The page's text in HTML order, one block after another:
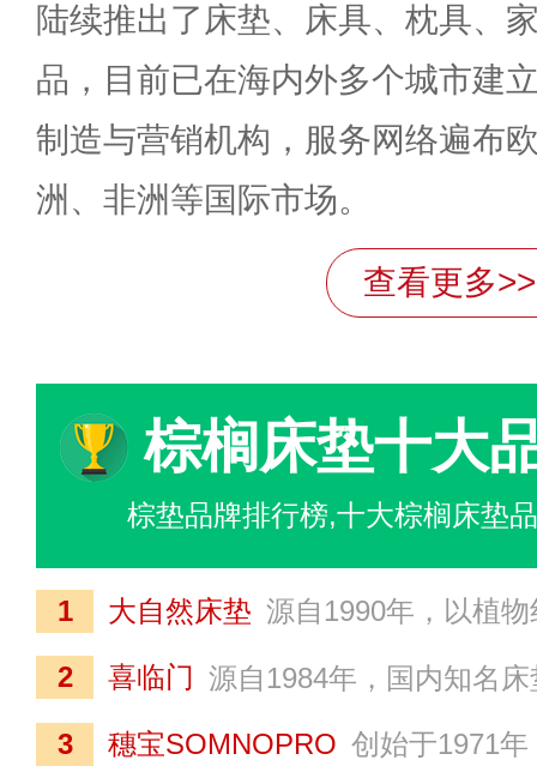
陆续推出了床垫、床具、枕具、
品，目前已在海内外多个城市建
制造与营销机构，服务网络遍布
洲、非洲等国际市场。
查看更多>>
棕榈床垫十大
棕垫品牌排行榜,十大棕榈床垫
1 大自然床垫 源自1990年，以植物纤维弹性床垫起家的大型寝具用品供应商，致力于棕纤维弹性床垫等产品研发、生产、销售为一体的现代化企业。大自然床垫
2 喜临门 源自1984年，国内知名床垫床具品牌，致力于各类卧室家具、寝具等产品开发、生产、销售的高新技术企业，2012年在上交所上市（股票代码：603008）。喜临门在全球范
3 穗宝SOMNOPRO 创始于1971年，全国知名床垫生产企业，中国家具协会常务理事单位之一，致力于睡眠研究及寝具研发制造的现代化